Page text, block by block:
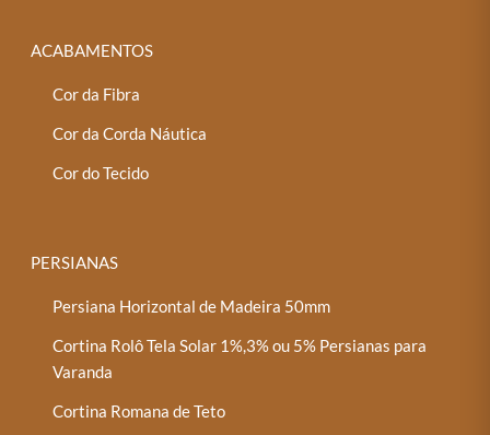
ACABAMENTOS
Cor da Fibra
Cor da Corda Náutica
Cor do Tecido
PERSIANAS
Persiana Horizontal de Madeira 50mm
Cortina Rolô Tela Solar 1%,3% ou 5% Persianas para
Varanda
Cortina Romana de Teto